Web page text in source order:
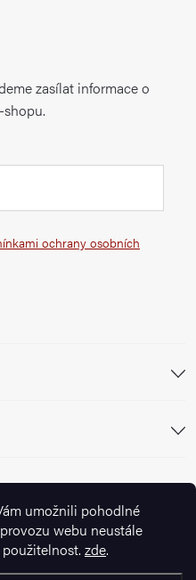
umožnili pohodlné
webu neustále
zde.
zasílat informace o
ochrany osobních
nás